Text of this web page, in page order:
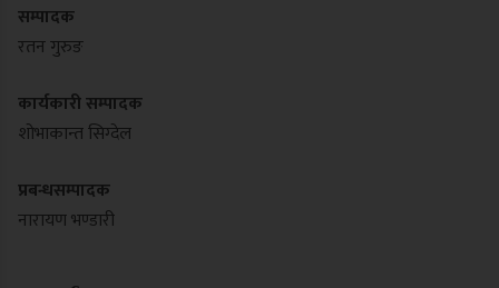
सम्पादक
रतन गुरुङ
कार्यकारी सम्पादक
शोभाकान्त सिग्देल
प्रबन्धसम्पादक
नारायण भण्डारी